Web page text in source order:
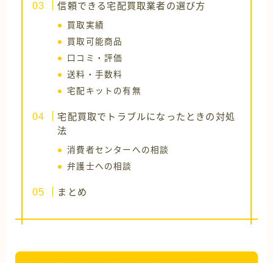
信頼できる宅配買取業者の選び方
買取実績
買取可能商品
口コミ・評価
送料・手数料
宅配キットの有無
宅配買取でトラブルになったときの対処
法
消費者センターへの相談
弁護士への相談
まとめ